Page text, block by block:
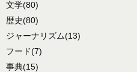
文学(80)
歴史(80)
ジャーナリズム(13)
フード(7)
事典(15)